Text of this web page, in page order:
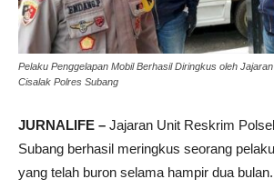
Pelaku Penggelapan Mobil Berhasil Diringkus oleh
Cisalak Polres Subang
JURNALIFE – Jajaran Unit Reskrim
Subang berhasil meringkus seorang
yang telah buron selama hampir dua